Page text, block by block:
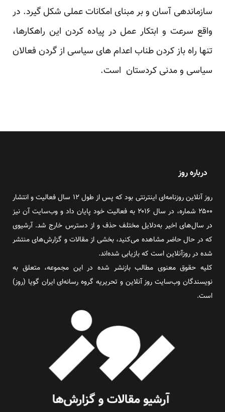
سازماندهی آسان و بر مبنای امکانات عملی شکل گیرد. در
واقع سرعت و ابتکار عمل در پیاده کردن این راهکارها،
تنها راه باز کردن طناب اعدام های سیاسی از گردن فعالان
سیاسی و مدنی کردستان است.
درباره روز
روز آنلاین روزنامه‌ای اینترنتی بود که پس از طول ۱۲ سال فعالیت و انتشار
۲۵۰۰ شماره، در سال ۲۰۱۶ به فعالیت خود پایان داد و وب‌سایت آن نیز
در سال‌های اخیر به‌دلایل مختلف حذف و از دسترس خارج شد. آرشیوی
که در حال حاضر مشاهده می‌کنید، بخشی از مقالات و گزارش‌های منتشر
شده در روزآنلاین است که بازیابی شده‌اند.
کلیه حقوق معنوی مطالب بازنشر شده در این مجموعه، متعلق به
نویسندگان وب‌سایت روز آنلاین و تحریریه گروه رسانه‌ای ایران گویا (روز)
است.